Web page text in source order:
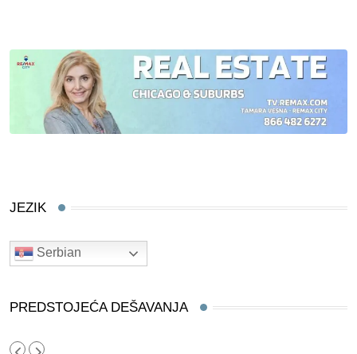
JEZIK
Serbian
PREDSTOJEĆA DEŠAVANJA